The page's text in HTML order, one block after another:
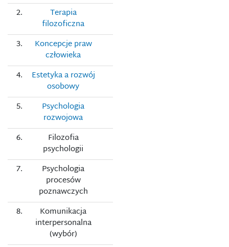
2.
Terapia
filozoficzna
3.
Koncepcje praw
człowieka
4.
Estetyka a rozwój
osobowy
5.
Psychologia
rozwojowa
6.
Filozofia
psychologii
7.
Psychologia
procesów
poznawczych
8.
Komunikacja
interpersonalna
(wybór)